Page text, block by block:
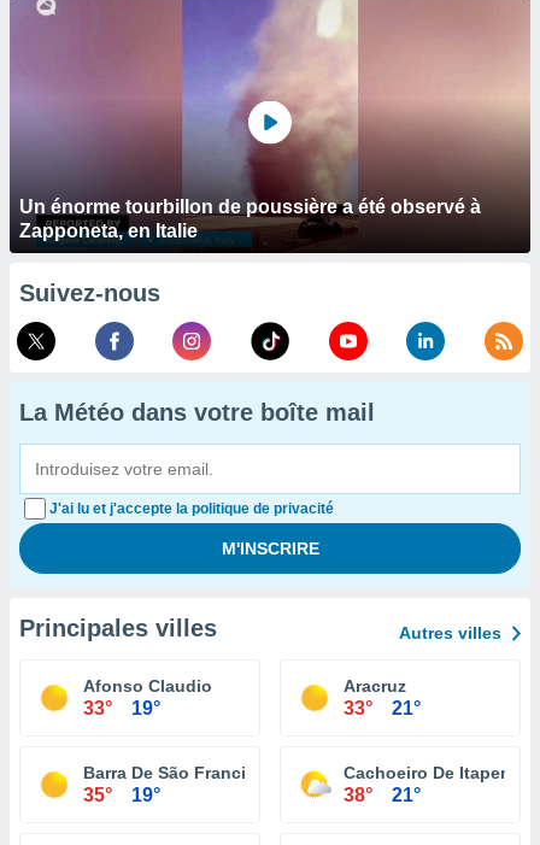
Un énorme tourbillon de poussière a été observé à
Zapponeta, en Italie
Suivez-nous
La Météo dans votre boîte mail
J'ai lu et j'accepte la politique de privacité
Principales villes Autres villes
Afonso Claudio
33° 19°
Aracruz
33° 21°
Barra De São Francisco
35° 19°
Cachoeiro De
38° 21°